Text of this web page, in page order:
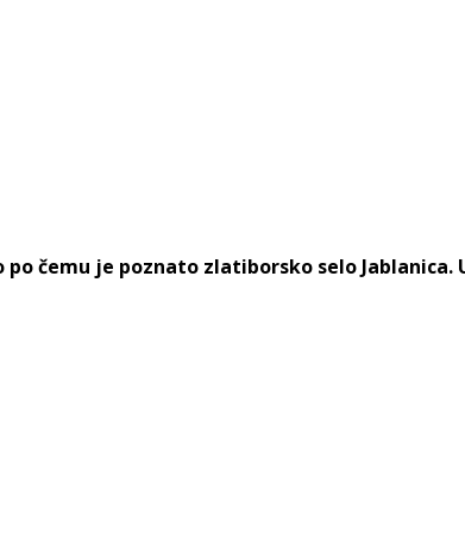
čemu je poznato zlatiborsko selo Jablanica.